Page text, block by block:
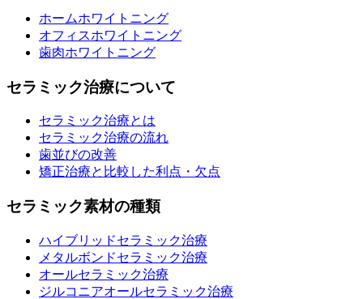
ホームホワイトニング
オフィスホワイトニング
歯肉ホワイトニング
セラミック治療について
セラミック治療とは
セラミック治療の流れ
歯並びの改善
矯正治療と比較した利点・欠点
セラミック素材の種類
ハイブリッドセラミック治療
メタルボンドセラミック治療
オールセラミック治療
ジルコニアオールセラミック治療